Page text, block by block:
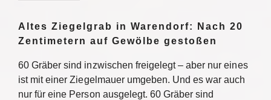
Altes Ziegelgrab in Warendorf: Nach 20
Zentimetern auf Gewölbe gestoßen
60 Gräber sind inzwischen freigelegt – aber nur eines
ist mit einer Ziegelmauer umgeben. Und es war auch
nur für eine Person ausgelegt. 60 Gräber sind